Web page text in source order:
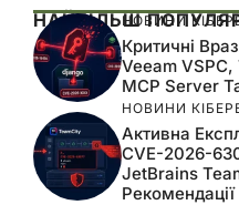
НАЙБІЛЬШНОВИНИ
Критичні
Veeam
MCP Server
НОВИНИ
Активна
CVE-2026-
JetBrains
Рекомендації